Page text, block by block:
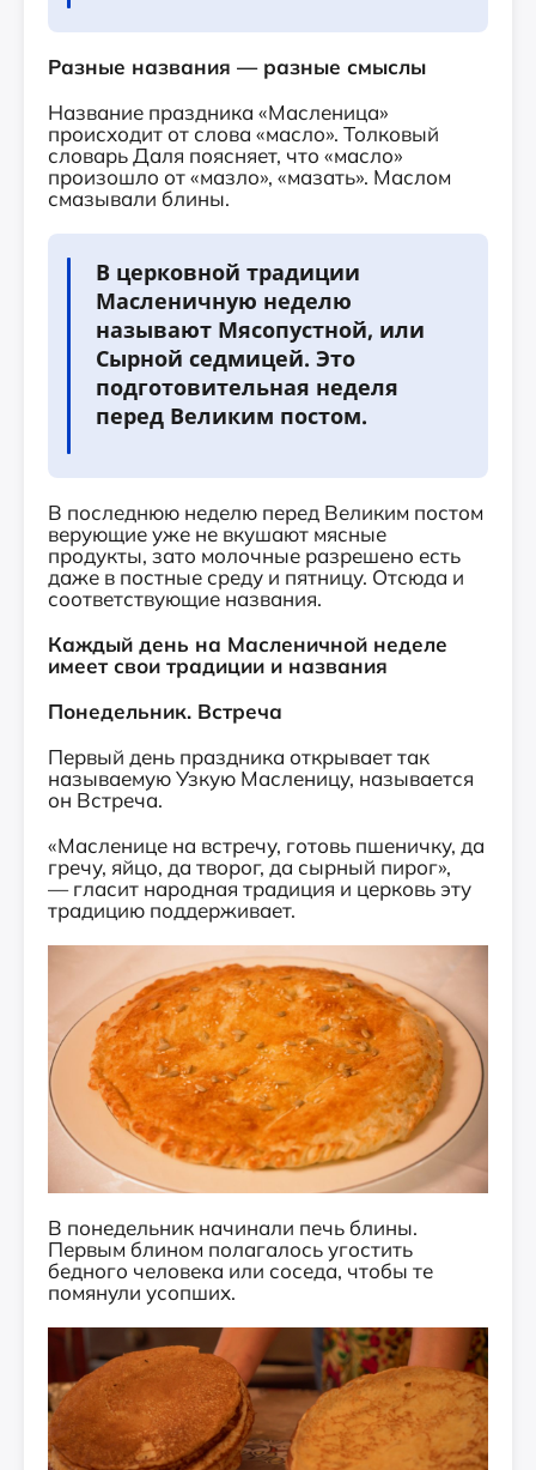
Разные названия — разные смыслы
Название праздника «Масленица»
происходит от слова «масло». Толковый
словарь Даля поясняет, что «масло»
произошло от «мазло», «мазать». Маслом
смазывали блины.
В церковной традиции
Масленичную неделю
называют Мясопустной, или
Сырной седмицей. Это
подготовительная неделя
перед Великим постом.
В последнюю неделю перед Великим постом
верующие уже не вкушают мясные
продукты, зато молочные разрешено есть
даже в постные среду и пятницу. Отсюда и
соответствующие названия.
Каждый день на Масленичной неделе
имеет свои традиции и названия
Понедельник. Встреча
Первый день праздника открывает так
называемую Узкую Масленицу, называется
он Встреча.
«Масленице на встречу, готовь пшеничку, да
гречу, яйцо, да творог, да сырный пирог»,
— гласит народная традиция и церковь эту
традицию поддерживает.
В понедельник начинали печь блины.
Первым блином полагалось угостить
бедного человека или соседа, чтобы те
помянули усопших.